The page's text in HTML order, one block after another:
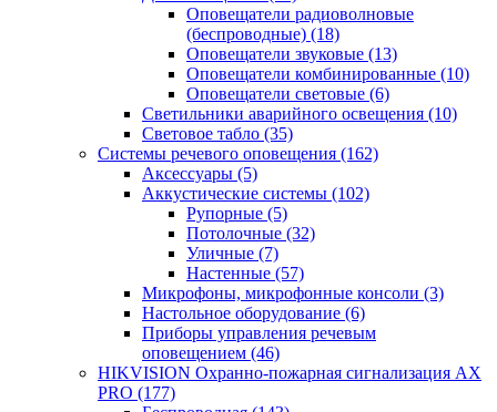
Оповещатели радиоволновые
(беспроводные) (18)
Оповещатели звуковые (13)
Оповещатели комбинированные (10)
Оповещатели световые (6)
Светильники аварийного освещения (10)
Световое табло (35)
Системы речевого оповещения (162)
Аксессуары (5)
Аккустические системы (102)
Рупорные (5)
Потолочные (32)
Уличные (7)
Настенные (57)
Микрофоны, микрофонные консоли (3)
Настольное оборудование (6)
Приборы управления речевым
оповещением (46)
HIKVISION Охранно-пожарная сигнализация AX
PRO (177)